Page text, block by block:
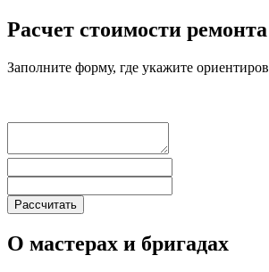
Расчет стоимости
Заполните форму, где укажите
О мастерах и бригадах